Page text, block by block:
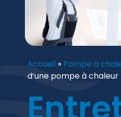
Accueil » Pompe à
d’une pompe à chaleur